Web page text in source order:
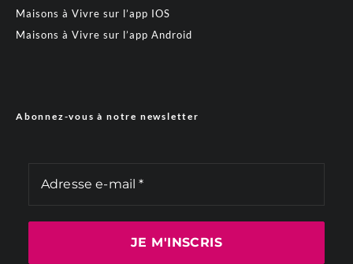
Maisons à Vivre sur l’app IOS
Maisons à Vivre sur l’app Android
Abonnez-vous à notre newsletter